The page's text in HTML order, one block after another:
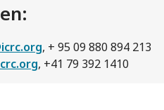
, + 95 09 880 894 213
, +41 79 392 1410